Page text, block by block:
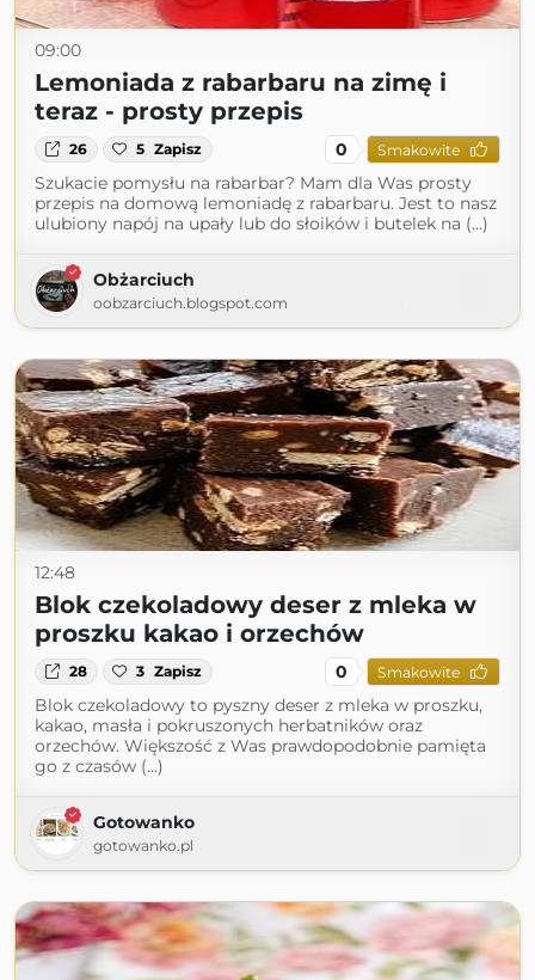
09:00
Lemoniada z rabarbaru na zimę i
teraz - prosty przepis
26 5 Zapisz 0 Smakowite
Szukacie pomysłu na rabarbar? Mam dla Was prosty
przepis na domową lemoniadę z rabarbaru. Jest to nasz
ulubiony napój na upały lub do słoików i butelek na (...)
Obżarciuch
oobzarciuch.blogspot.com
12:48
Blok czekoladowy deser z mleka w
proszku kakao i orzechów
28 3 Zapisz 0 Smakowite
Blok czekoladowy to pyszny deser z mleka w proszku,
kakao, masła i pokruszonych herbatników oraz
orzechów. Większość z Was prawdopodobnie pamięta
go z czasów (...)
Gotowanko
gotowanko.pl